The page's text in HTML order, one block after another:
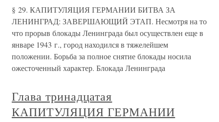
§ 29. КАПИТУЛЯЦИЯ ГЕРМАНИИ БИТВА ЗА
ЛЕНИНГРАД: ЗАВЕРШАЮЩИЙ ЭТАП. Несмотря на то
что прорыв блокады Ленинграда был осуществлен еще в
январе 1943 г., город находился в тяжелейшем
положении. Борьба за полное снятие блокады носила
ожесточенный характер. Блокада Ленинграда
Глава тринадцатая
КАПИТУЛЯЦИЯ ГЕРМАНИИ